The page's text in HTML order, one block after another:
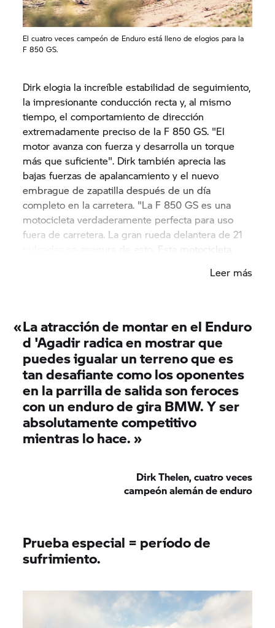
El cuatro veces campeón de Enduro está lleno de elogios para la
F 850 GS.
Dirk elogia la increíble estabilidad de seguimiento,
la impresionante conducción recta y, al mismo
tiempo, el comportamiento de dirección
extremadamente preciso de la F 850 GS. "El
motor avanza con fuerza y desarrolla un torque
más que suficiente". Dirk también aprecia las
bajas fuerzas de apalancamiento y el nuevo
embrague de zapatilla después de un día
completo en la carretera. "La F 850 GS es una
motocicleta verdaderamente perfecta para uso
fuera de carretera. La gran rueda delantera de 21
pulgadas se asegura de esto. Esta motocicleta
Leer más
«La atracción de montar en el Enduro
d 'Agadir radica en mostrar que
puedes igualar un terreno que es
tan desafiante como los oponentes
en la parrilla de salida son feroces
con un enduro de gira BMW. Y ser
absolutamente competitivo
mientras lo hace. »
Dirk Thelen, cuatro veces
campeón alemán de enduro
Prueba especial = período de
sufrimiento.